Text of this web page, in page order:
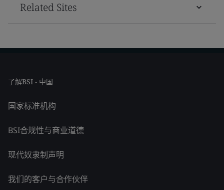
Related Sites
了解BSI - 中国
国家标准机构
BSI合规性与商业道德
现代奴隶制声明
我们的客户与合作伙伴